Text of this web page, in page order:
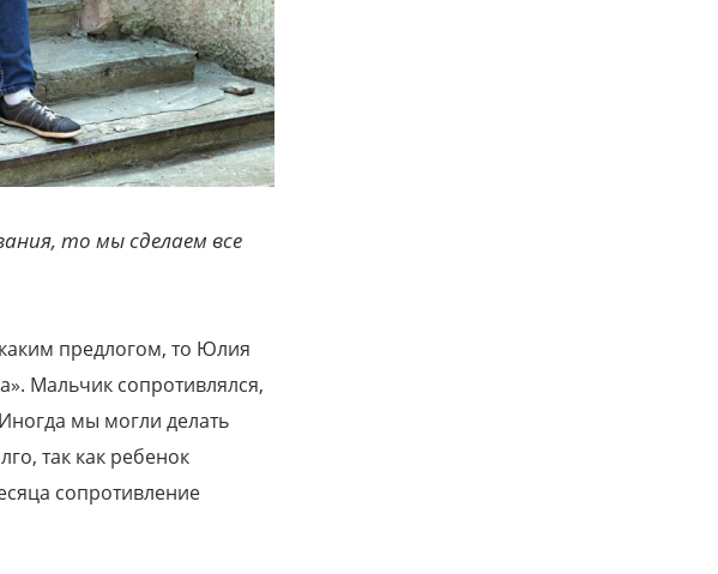
то мы сделаем все
предлогом, то Юлия
Мальчик сопротивлялся,
мы могли делать
так как ребенок
сопротивление